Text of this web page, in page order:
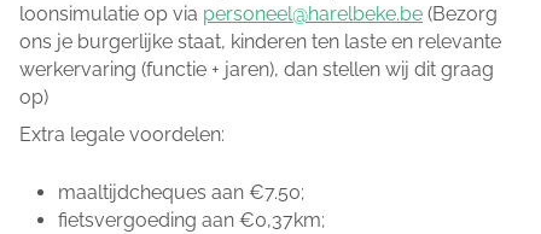
loonsimulatie op via personeel@harelbeke.be (Bezorg
ons je burgerlijke staat, kinderen ten laste en relevante
werkervaring (functie + jaren), dan stellen wij dit graag
op)
Extra legale voordelen:
maaltijdcheques aan €7.50;
fietsvergoeding aan €0,37km;